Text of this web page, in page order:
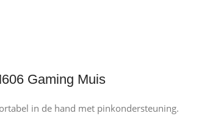
Gaming Muis
in de hand met pinkondersteuning.